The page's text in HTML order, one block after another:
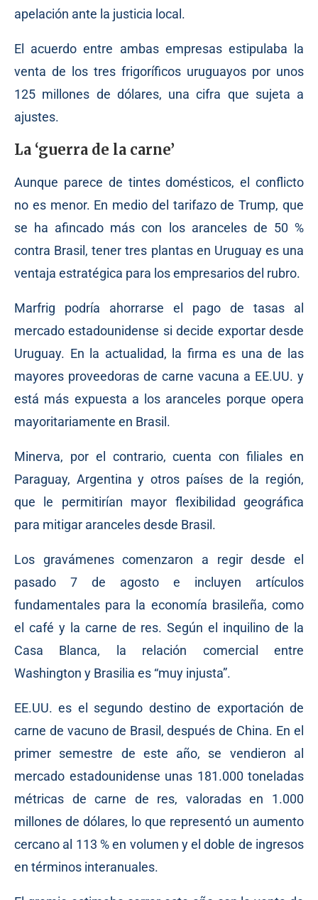
apelación ante la justicia local.
El acuerdo entre ambas empresas estipulaba la
venta de los tres frigoríficos uruguayos por unos
125 millones de dólares, una cifra que sujeta a
ajustes.
La ‘guerra de la carne’
Aunque parece de tintes domésticos, el conflicto
no es menor. En medio del tarifazo de Trump, que
se ha afincado más con los aranceles de 50 %
contra Brasil, tener tres plantas en Uruguay es una
ventaja estratégica para los empresarios del rubro.
Marfrig podría ahorrarse el pago de tasas al
mercado estadounidense si decide exportar desde
Uruguay. En la actualidad, la firma es una de las
mayores proveedoras de carne vacuna a EE.UU. y
está más expuesta a los aranceles porque opera
mayoritariamente en Brasil.
Minerva, por el contrario, cuenta con filiales en
Paraguay, Argentina y otros países de la región,
que le permitirían mayor flexibilidad geográfica
para mitigar aranceles desde Brasil.
Los gravámenes comenzaron a regir desde el
pasado 7 de agosto e incluyen artículos
fundamentales para la economía brasileña, como
el café y la carne de res. Según el inquilino de la
Casa Blanca, la relación comercial entre
Washington y Brasilia es “muy injusta”.
EE.UU. es el segundo destino de exportación de
carne de vacuno de Brasil, después de China. En el
primer semestre de este año, se vendieron al
mercado estadounidense unas 181.000 toneladas
métricas de carne de res, valoradas en 1.000
millones de dólares, lo que representó un aumento
cercano al 113 % en volumen y el doble de ingresos
en términos interanuales.